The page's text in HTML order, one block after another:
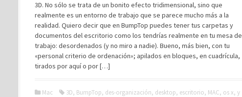
3D. No sólo se trata de un bonito efecto tridimensional, sino que
realmente es un entorno de trabajo que se parece mucho más a la
realidad. Quiero decir que en BumpTop puedes tener tus carpetas y
documentos del escritorio como los tendrías realmente en tu mesa de
trabajo: desordenados (y no miro a nadie). Bueno, más bien, con tu
«personal criterio de ordenación»; apilados en bloques, en cuadrícula,
tirados por aquí o por […]
Mac 3D, BumpTop, des-organización, desktop, escritorio, MAC, os x, y